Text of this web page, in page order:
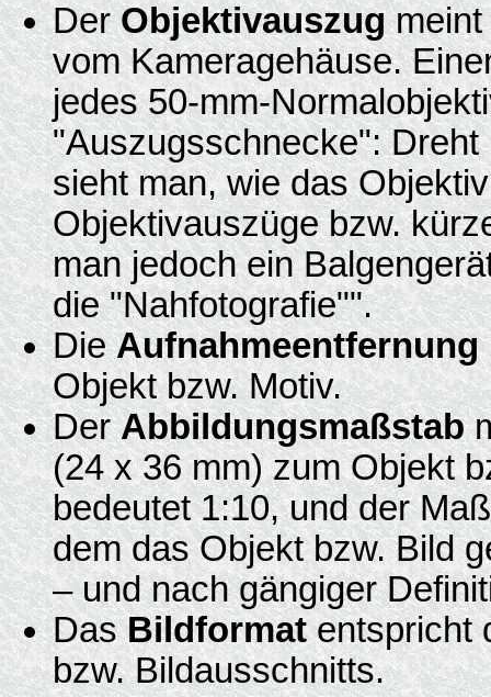
DerObjektivauszugmeint
vom Kameragehäuse.
jedes 50-mm-
"Auszugsschnecke":
sieht man, wie das
Objektivauszüge bzw.
man jedoch ein
die "Nahfotografie"".
DieAufnahmeentfernung
Objekt bzw. Motiv.
DerAbbildungsmaßstab
(24 x 36 mm) zum Objekt
bedeutet 1:10, und der
dem das Objekt bzw. Bild
– und nach gängiger
DasBildformatentspricht
bzw. Bildausschnitts.